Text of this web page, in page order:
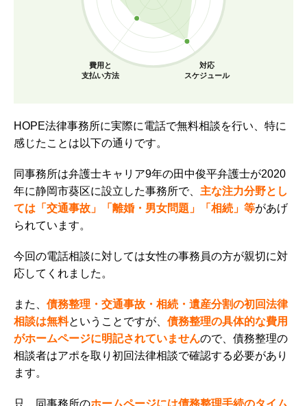
対応
スケジュール
費用と
支払い方法
HOPE法律事務所に実際に電話で無料相談を行い、特に
感じたことは以下の通りです。
同事務所は弁護士キャリア9年の田中俊平弁護士が2020
年に静岡市葵区に設立した事務所で、 主な注力分野とし
ては「交通事故」「離婚・男女問題」「相続」等があげ
られています。
今回の電話相談に対しては女性の事務員の方が親切に対
応してくれました。
また、 債務整理・交通事故・相続・遺産分割の初回法律
相談は無料ということですが、 債務整理の具体的な費用
がホームページに明記されていませんので、債務整理の
相談者はアポを取り初回法律相談で確認する必要があり
ます。
只、同事務所のホームページには債務整理手続のタイム